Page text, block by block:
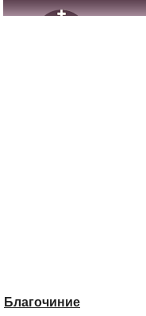
Благочиние